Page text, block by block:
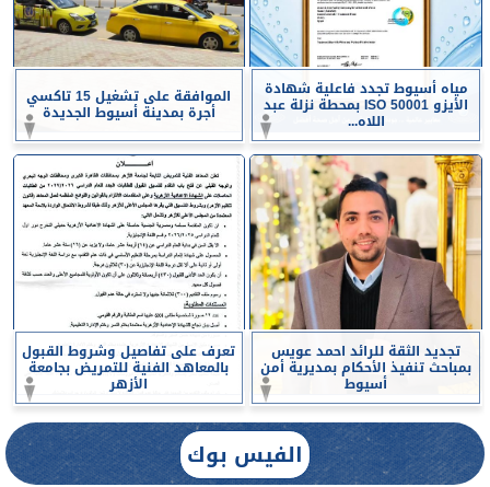
مياه أسيوط تجدد فاعلية شهادة
الأيزو ISO 50001 بمحطة نزلة عبد
اللاه...
الموافقة على تشغيل 15 تاكسي
أجرة بمدينة أسيوط الجديدة
تجديد الثقة للرائد احمد عويس
بمباحث تنفيذ الأحكام بمديرية أمن
أسيوط
تعرف على تفاصيل وشروط القبول
بالمعاهد الفنية للتمريض بجامعة
الأزهر
الفيس بوك